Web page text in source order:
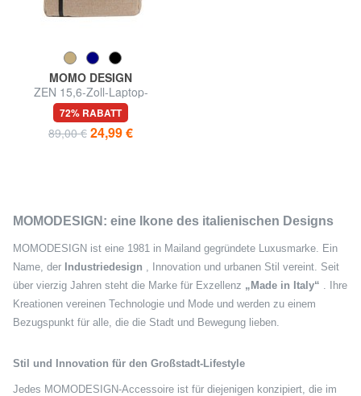
MOMO DESIGN
ZEN 15,6-Zoll-Laptop-
Rucksack
72% RABATT
89,00 € 24,99 €
MOMODESIGN: eine Ikone des italienischen Designs
MOMODESIGN ist eine 1981 in Mailand gegründete Luxusmarke. Ein
Name, der Industriedesign , Innovation und urbanen Stil vereint. Seit
über vierzig Jahren steht die Marke für Exzellenz „Made in Italy“ . Ihre
Kreationen vereinen Technologie und Mode und werden zu einem
Bezugspunkt für alle, die die Stadt und Bewegung lieben.
Stil und Innovation für den Großstadt-Lifestyle
Jedes MOMODESIGN-Accessoire ist für diejenigen konzipiert, die im